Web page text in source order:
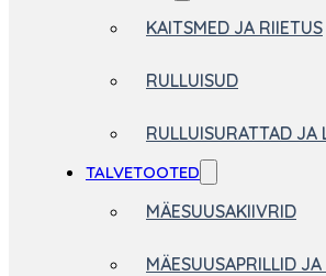
KAITSMED JA RIIETUS
RULLUISUD
RULLUISURATTAD JA
TALVETOOTED
MÄESUUSAKIIVRID
MÄESUUSAPRILLID